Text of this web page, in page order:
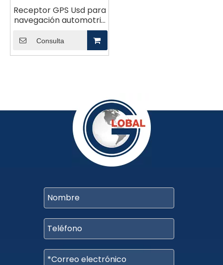
Receptor GPS Usd para
navegación automotriz
y teléfono móvil GX-
M310
Consulta